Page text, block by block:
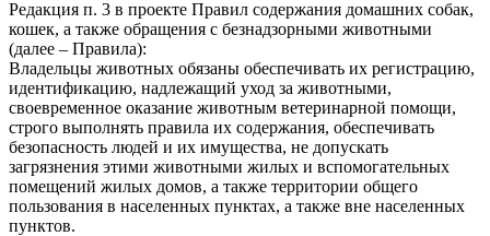
Редакция п. 3 в проекте Правил содержания домашних собак,
кошек, а также обращения с безнадзорными животными
(далее – Правила):
Владельцы животных обязаны обеспечивать их регистрацию,
идентификацию, надлежащий уход за животными,
своевременное оказание животным ветеринарной помощи,
строго выполнять правила их содержания, обеспечивать
безопасность людей и их имущества, не допускать
загрязнения этими животными жилых и вспомогательных
помещений жилых домов, а также территории общего
пользования в населенных пунктах, а также вне населенных
пунктов.